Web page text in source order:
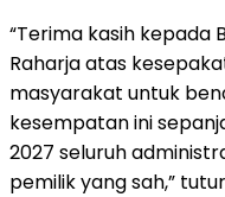
“Terima kasih kepada
Raharja atas
masyarakat untuk
kesempatan ini
2027 seluruh
pemilik yang sah,”